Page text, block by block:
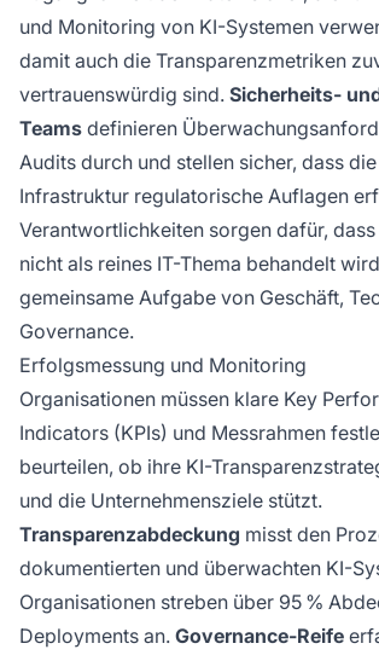
und Monitoring von KI-Systemen
damit auch die Transparenzmetriken
vertrauenswürdig sind. Sicherheits-
Teams definieren
Audits durch und stellen sicher, dass
Infrastruktur regulatorische Auflagen
Verantwortlichkeiten sorgen dafür,
nicht als reines IT-Thema behandelt
gemeinsame Aufgabe von Geschäft,
Governance.
Erfolgsmessung und Monitoring
Organisationen müssen klare Key
Indicators (KPIs) und Messrahmen
beurteilen, ob ihre KI-
und die Unternehmensziele stützt.
Transparenzabdeckung misst den
dokumentierten und überwachten KI-
Organisationen streben über 95 %
Deployments an. Governance-Reife